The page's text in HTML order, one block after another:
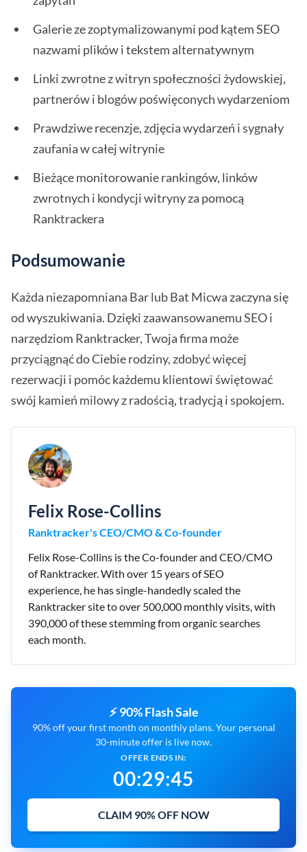
Galerie ze zoptymalizowanymi pod kątem SEO
nazwami plików i tekstem alternatywnym
Linki zwrotne z witryn społeczności żydowskiej,
partnerów i blogów poświęconych wydarzeniom
Prawdziwe recenzje, zdjęcia wydarzeń i sygnały
zaufania w całej witrynie
Bieżące monitorowanie rankingów, linków
zwrotnych i kondycji witryny za pomocą
Ranktrackera
Podsumowanie
Każda niezapomniana Bar lub Bat Micwa zaczyna się
od wyszukiwania. Dzięki zaawansowanemu SEO i
narzędziom Ranktracker, Twoja firma może
przyciągnąć do Ciebie rodziny, zdobyć więcej
rezerwacji i pomóc każdemu klientowi świętować
swój kamień milowy z radością, tradycją i spokojem.
Felix Rose-Collins
Ranktracker's CEO/CMO & Co-founder
Felix Rose-Collins is the Co-founder and CEO/CMO
of Ranktracker. With over 15 years of SEO
experience, he has single-handedly scaled the
Ranktracker site to over 500,000 monthly visits, with
390,000 of these stemming from organic searches
each month.
⚡ 90% Flash Sale
90% off your first month on monthly plans. Your personal
30-minute offer is live now.
OFFER ENDS IN:
00:29:43
CLAIM 90% OFF NOW